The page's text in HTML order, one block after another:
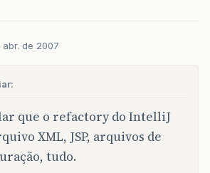
abr. de 2007
que o refactory do IntelliJ
XML, JSP, arquivos de
tudo.